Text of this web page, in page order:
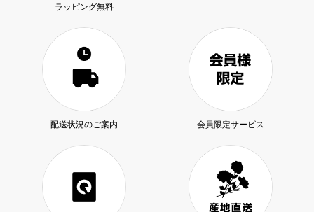
ラッピング無料
配送状況のご案内 会員限定サービス